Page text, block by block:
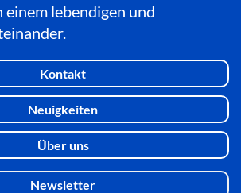
einem lebendigen und
Kontakt
Neuigkeiten
Über uns
Newsletter